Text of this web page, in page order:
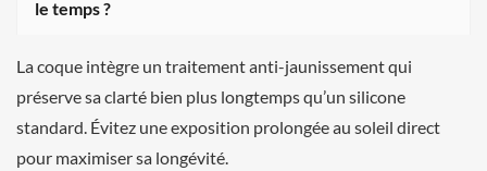
le temps ?
La coque intègre un traitement anti-jaunissement qui
préserve sa clarté bien plus longtemps qu’un silicone
standard. Évitez une exposition prolongée au soleil direct
pour maximiser sa longévité.